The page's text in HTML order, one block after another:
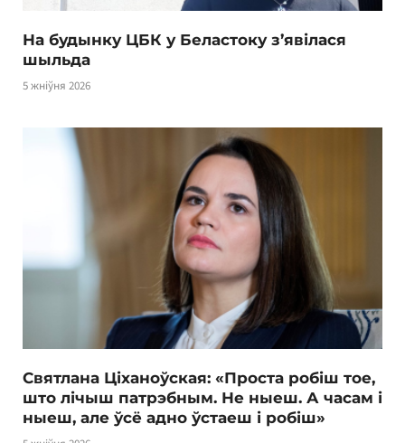
На будынку ЦБК у Беластоку з’явілася
шыльда
5 жніўня 2026
Святлана Ціханоўская: «Проста робіш тое,
што лічыш патрэбным. Не ныеш. А часам і
ныеш, але ўсё адно ўстаеш і робіш»